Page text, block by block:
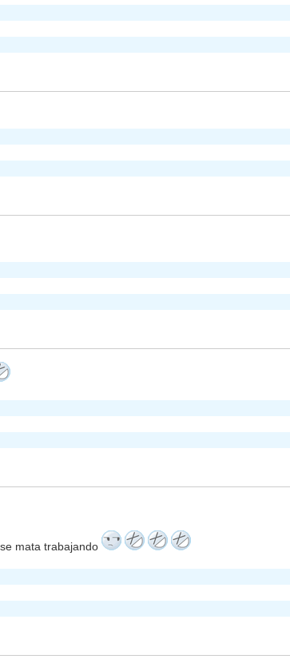
mata trabajando